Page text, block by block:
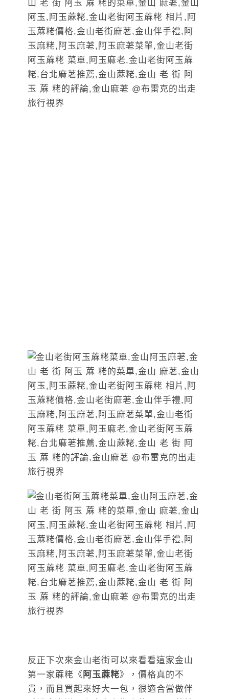
反正下次來金山老街可以來看看這家金山
第一家蔴粩《 阿玉蔴粩》，價格真的不
貴，而且買起來好大一包，很適合當做伴